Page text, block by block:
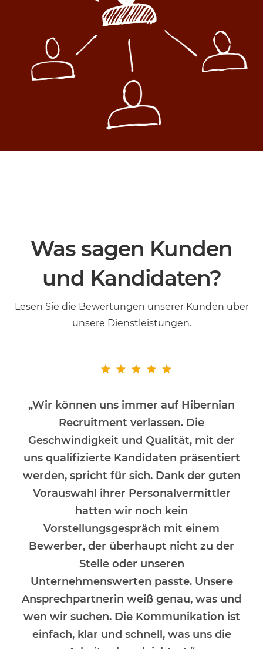
Was sagen Kunden
und Kandidaten?
Lesen Sie die Bewertungen unserer Kunden über
unsere Dienstleistungen.
„Wir können uns immer auf Hibernian
Recruitment verlassen. Die
Geschwindigkeit und Qualität, mit der
uns qualifizierte Kandidaten präsentiert
werden, spricht für sich. Dank der guten
Vorauswahl ihrer Personalvermittler
hatten wir noch kein
Vorstellungsgespräch mit einem
Bewerber, der überhaupt nicht zu der
Stelle oder unseren
Unternehmenswerten passte. Unsere
Ansprechpartnerin weiß genau, was und
wen wir suchen. Die Kommunikation ist
einfach, klar und schnell, was uns die